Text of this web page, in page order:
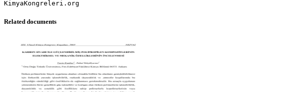
Related documents